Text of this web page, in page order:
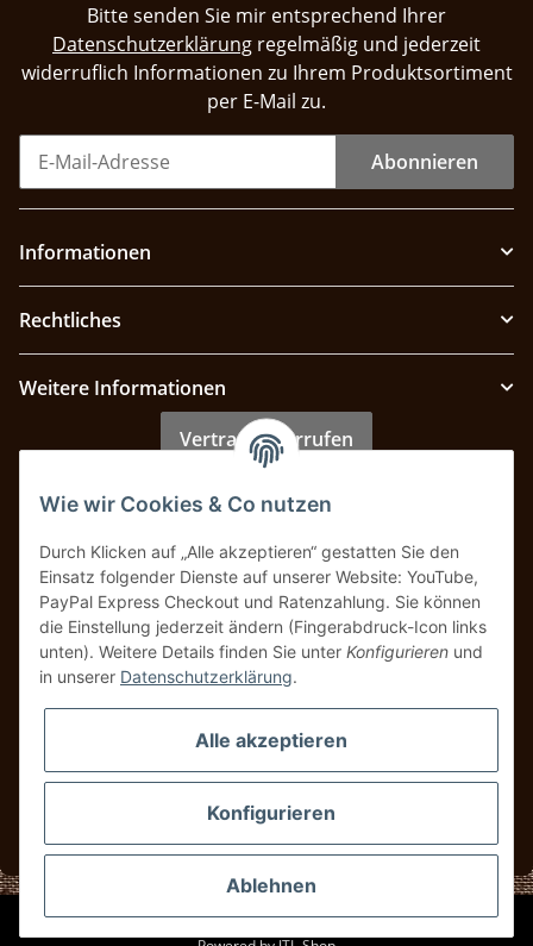
Bitte senden Sie mir entsprechend Ihrer
Datenschutzerklärung regelmäßig und jederzeit
widerruflich Informationen zu Ihrem Produktsortiment
per E-Mail zu.
Abonnieren
Informationen
Rechtliches
Weitere Informationen
Vertrag widerrufen
Zahlung & Versand
* Alle Preise inkl. gesetzlicher USt., zzgl.Versand
© UBS Classics
Wie wir Cookies & Co nutzen
Durch Klicken auf „Alle akzeptieren“ gestatten Sie den
Einsatz folgender Dienste auf unserer Website: YouTube,
PayPal Express Checkout und Ratenzahlung. Sie können
die Einstellung jederzeit ändern (Fingerabdruck-Icon links
unten). Weitere Details finden Sie unter Konfigurieren und
in unserer Datenschutzerklärung.
Alle akzeptieren
Konfigurieren
Ablehnen